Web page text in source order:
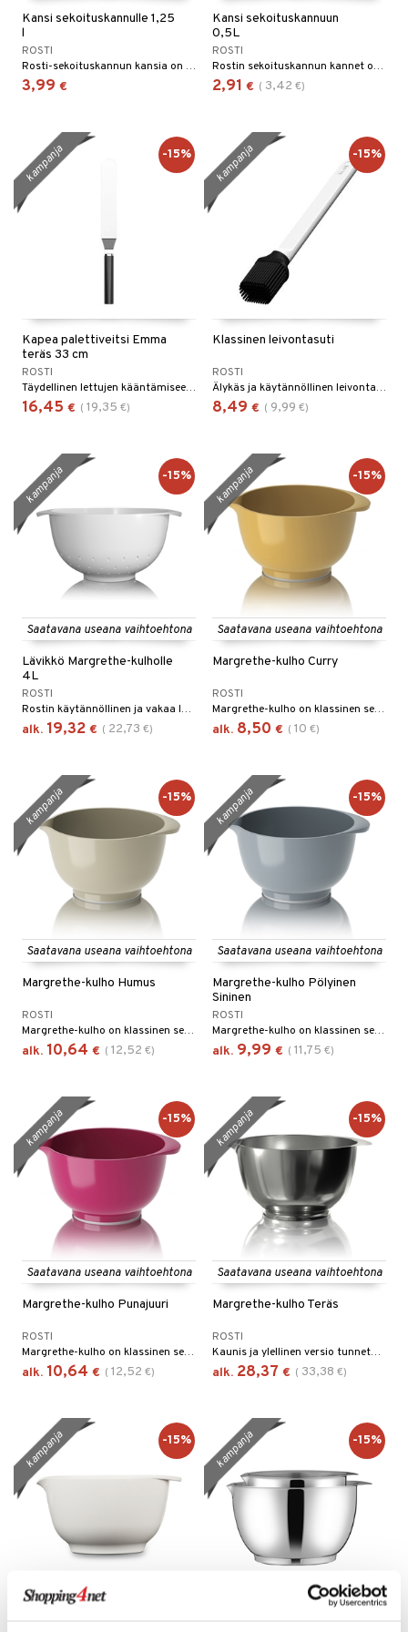
Kansi sekoituskannulle 1,25
l
ROSTI
Rosti-sekoituskannun kansia on saatavana eri kokoisina.
3,99 €
Kansi sekoituskannuun
0,5L
ROSTI
Rostin sekoituskannun kannet on saatavissa usean kokoisina.
2,91 € ( 3,42 €)
Kapea palettiveitsi Emma
teräs 33 cm
ROSTI
Täydellinen lettujen kääntämiseen, kuorrutteen levittämiseen jne.
16,45 € ( 19,35 €)
kampanja -15%
Klassinen leivontasuti
ROSTI
Älykäs ja käytännöllinen leivonta-/grillisuti Rostilta, 17 cm.
8,49 € ( 9,99 €)
kampanja -15%
Saatavana useana vaihtoehtona
Lävikkö Margrethe-kulholle
4L
ROSTI
Rostin käytännöllinen ja vakaa lävikkö.
alk. 19,32 € ( 22,73 €)
kampanja -15%
Saatavana useana vaihtoehtona
Margrethe-kulho Curry
ROSTI
Margrethe-kulho on klassinen sekoituskulho, jossa on erinomainen ote, kätevä kaatonokka ja liukumaton pohjarengas.
alk. 8,50 € ( 10 €)
kampanja -15%
Saatavana useana vaihtoehtona
Margrethe-kulho Humus
ROSTI
Margrethe-kulho on klassinen sekoituskulho, jossa on erinomainen ote, kätevä kaatonokka ja liukumaton pohjarengas.
alk. 10,64 € ( 12,52 €)
kampanja -15%
Saatavana useana vaihtoehtona
Margrethe-kulho Pölyinen
Sininen
ROSTI
Margrethe-kulho on klassinen sekoituskulho, jossa on erinomainen ote, kätevä kaatonokka ja liukumaton pohjarengas.
alk. 9,99 € ( 11,75 €)
kampanja -15%
Saatavana useana vaihtoehtona
Margrethe-kulho Punajuuri
ROSTI
Margrethe-kulho on klassinen sekoituskulho, jossa on erinomainen ote, kätevä kaatonokka ja liukumaton pohjarengas.
alk. 10,64 € ( 12,52 €)
kampanja -15%
Saatavana useana vaihtoehtona
Margrethe-kulho Teräs
ROSTI
Kaunis ja ylellinen versio tunnetusta ja pidetystä Margrethe-kulhosta.
alk. 28,37 € ( 33,38 €)
kampanja -15%
Saatavana useana vaihtoehtona
kampanja -15% kampanja -15%